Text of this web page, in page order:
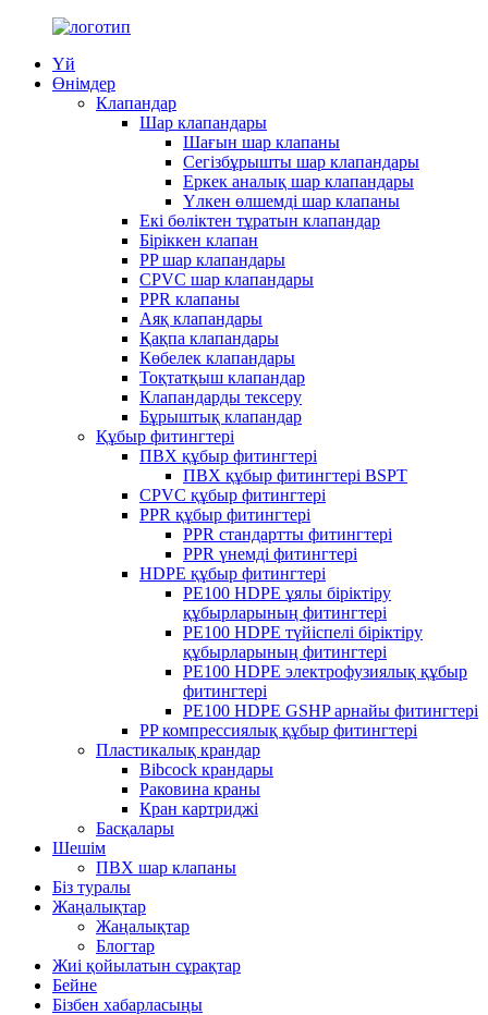
Үй
Өнімдер
Клапандар
Шар клапандары
Шағын шар клапаны
Сегізбұрышты шар клапандары
Еркек аналық шар клапандары
Үлкен өлшемді шар клапаны
Екі бөліктен тұратын клапандар
Біріккен клапан
PP шар клапандары
CPVC шар клапандары
PPR клапаны
Аяқ клапандары
Қақпа клапандары
Көбелек клапандары
Тоқтатқыш клапандар
Клапандарды тексеру
Бұрыштық клапандар
Құбыр фитингтері
ПВХ құбыр фитингтері
ПВХ құбыр фитингтері BSPT
CPVC құбыр фитингтері
PPR құбыр фитингтері
PPR стандартты фитингтері
PPR үнемді фитингтері
HDPE құбыр фитингтері
PE100 HDPE ұялы біріктіру
құбырларының фитингтері
PE100 HDPE түйіспелі біріктіру
құбырларының фитингтері
PE100 HDPE электрофузиялық құбыр
фитингтері
PE100 HDPE GSHP арнайы фитингтері
PP компрессиялық құбыр фитингтері
Пластикалық крандар
Bibcock крандары
Раковина краны
Кран картриджі
Басқалары
Шешім
ПВХ шар клапаны
Біз туралы
Жаңалықтар
Жаңалықтар
Блогтар
Жиі қойылатын сұрақтар
Бейне
Бізбен хабарласыңы